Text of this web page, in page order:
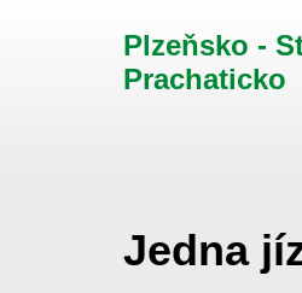
Plzeňsko -
Prachaticko
Jedna